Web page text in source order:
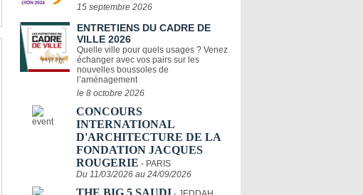
15 septembre 2026
ENTRETIENS DU CADRE DE
VILLE 2026
Quelle ville pour quels usages ? Venez
échanger avec vos pairs sur les
nouvelles boussoles de
l’aménagement
le 8 octobre 2026
CONCOURS
INTERNATIONAL
D'ARCHITECTURE DE LA
FONDATION JACQUES
ROUGERIE - PARIS
Du 11/03/2026 au 24/09/2026